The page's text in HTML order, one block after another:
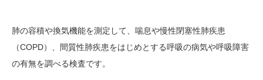
肺の容積や換気機能を測定して、喘息や慢性閉塞性肺疾患
（COPD）、間質性肺疾患をはじめとする呼吸の病気や呼吸障害
の有無を調べる検査です。